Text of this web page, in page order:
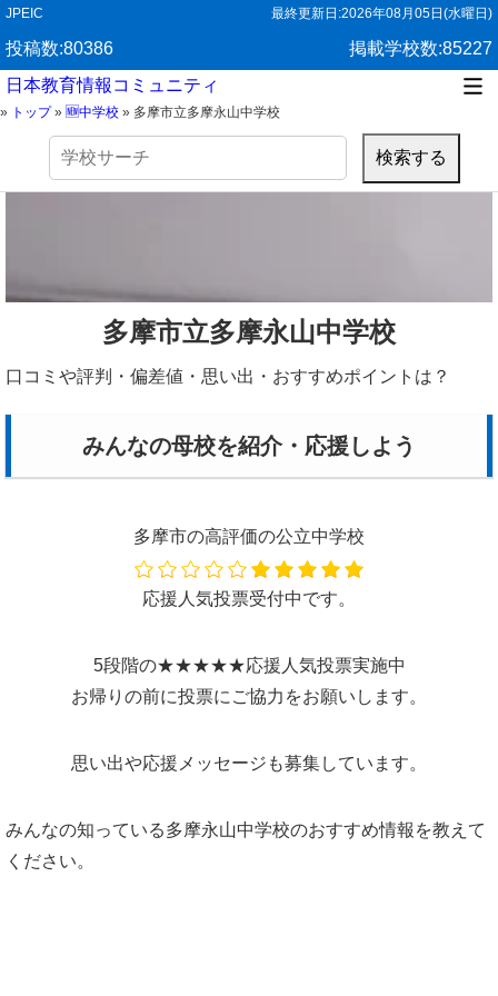
JPEIC 最終更新日:2026年08月05日(水曜日)
投稿数:80386
掲載学校数:85227
日本教育情報コミュニティ
» トップ» 🆕中学校 » 多摩市立多摩永山中学校
検
多摩市立多摩永山中学校
口コミや評判・偏差値・思い出・おすすめポイントは？
みんなの母校を紹介・応援しよう
多摩市の高評価の公立中学校
応援人気投票受付中です。
5段階の★★★★★応援人気投票実施中
お帰りの前に投票にご協力をお願いします。
思い出や応援メッセージも募集しています。
みんなの知っている多摩永山中学校のおすすめ情報を教えて
ください。